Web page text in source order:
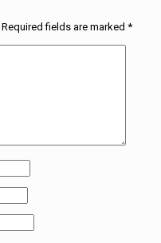
Required fields are marked *